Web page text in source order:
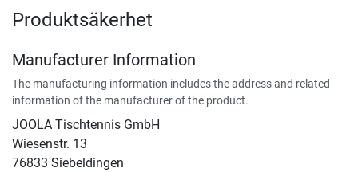
Produktsäkerhet
Manufacturer Information
The manufacturing information includes the address and related
information of the manufacturer of the product.
JOOLA Tischtennis GmbH
Wiesenstr. 13
76833 Siebeldingen